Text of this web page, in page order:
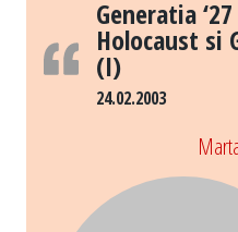
Generatia
Holocaust si
(I)
24.02.2003